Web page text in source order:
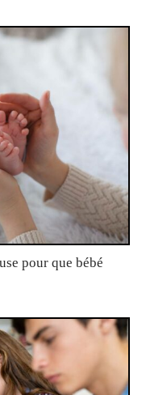
pour que bébé